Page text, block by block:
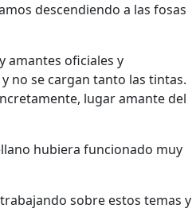
descendiendo a las fosas
amantes oficiales y
no se cargan tanto las tintas.
lugar amante del
hubiera funcionado muy
sobre estos temas y